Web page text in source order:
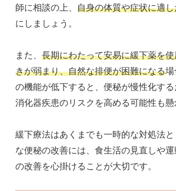
師に相談の上、 自身の体質や症状に適
にしましょう。
また、 長期にわたって安易に緩下薬を
きが弱まり、自然な排便が困難になる場
の機能が低下すると、便秘が慢性化す
消化器疾患のリスクを高める可能性も懸
緩下療法はあくまでも一時的な対処法
な便秘の改善には、食生活の見直しや
の改善を心掛けることが大切です。